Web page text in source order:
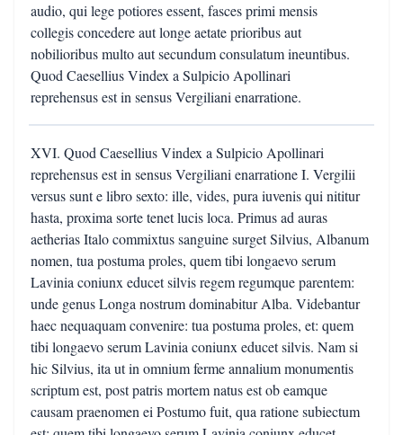
audio, qui lege potiores essent, fasces primi mensis
collegis concedere aut longe aetate prioribus aut
nobilioribus multo aut secundum consulatum ineuntibus.
Quod Caesellius Vindex a Sulpicio Apollinari
reprehensus est in sensus Vergiliani enarratione.
XVI. Quod Caesellius Vindex a Sulpicio Apollinari
reprehensus est in sensus Vergiliani enarratione I. Vergilii
versus sunt e libro sexto: ille, vides, pura iuvenis qui nititur
hasta, proxima sorte tenet lucis loca. Primus ad auras
aetherias Italo commixtus sanguine surget Silvius, Albanum
nomen, tua postuma proles, quem tibi longaevo serum
Lavinia coniunx educet silvis regem regumque parentem:
unde genus Longa nostrum dominabitur Alba. Videbantur
haec nequaquam convenire: tua postuma proles, et: quem
tibi longaevo serum Lavinia coniunx educet silvis. Nam si
hic Silvius, ita ut in omnium ferme annalium monumentis
scriptum est, post patris mortem natus est ob eamque
causam praenomen ei Postumo fuit, qua ratione subiectum